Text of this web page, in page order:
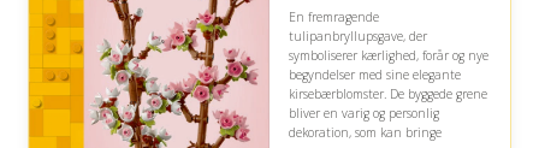
En fremragende
tulipanbryllupsgave, der
symboliserer kærlighed, forår og nye
begyndelser med sine elegante
kirsebærblomster. De byggede grene
bliver en varig og personlig
dekoration, som kan bringe